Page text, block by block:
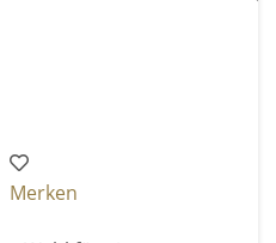
Merken